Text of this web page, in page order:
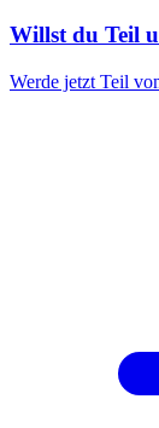
Willst du Teil
Werde jetzt Teil